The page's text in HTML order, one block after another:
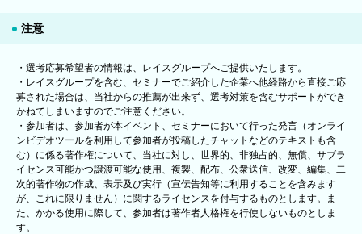
注意
・選考応募希望者の情報は、レイスグループへご提供いたします。
・レイスグループを含む、セミナーでご紹介した企業へ他経路から直接ご応
募された場合は、当社からの推薦が出来ず、選考対策を含むサポートができ
かねてしまいますのでご注意ください。
・参加者は、参加者が本イベント、セミナーにおいて行った発言（オンライ
ンビデオツールを利用して参加者が投稿したチャットなどのテキストも含
む）に係る著作権について、当社に対し、世界的、非独占的、無償、サブラ
イセンス可能かつ譲渡可能な使用、複製、配布、公衆送信、改変、編集、二
次的著作物の作成、表示及び実行（宣伝告知等に利用することを含みます
が、これに限りません）に関するライセンスを付与するものとします。ま
た、かかる使用に際して、参加者は著作者人格権を行使しないものとしま
す。